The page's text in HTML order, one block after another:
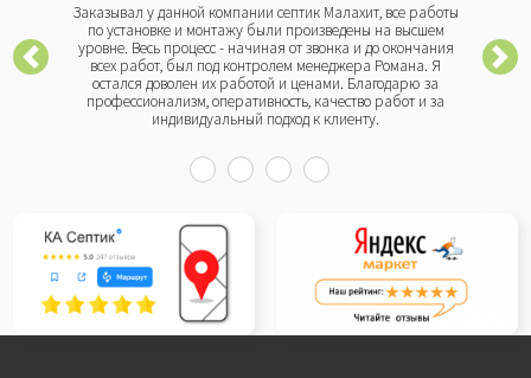
Заказывал у данной компании септик Малахит, все работы
по установке и монтажу были произведены на высшем
уровне. Весь процесс - начиная от звонка и до окончания
всех работ, был под контролем менеджера Романа. Я
остался доволен их работой и ценами. Благодарю за
профессионализм, оперативность, качество работ и за
индивидуальный подход к клиенту.